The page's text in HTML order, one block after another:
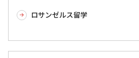
ロサンゼルス留学